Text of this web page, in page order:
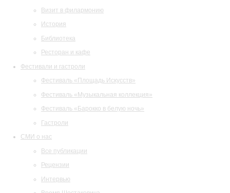
Визит в филармонию
История
Библиотека
Ресторан и кафе
Фестивали и гастроли
Фестиваль «Площадь Искусств»
Фестиваль «Музыкальная коллекция»
Фестиваль «Барокко в белую ночь»
Гастроли
СМИ о нас
Все публикации
Рецензии
Интервью